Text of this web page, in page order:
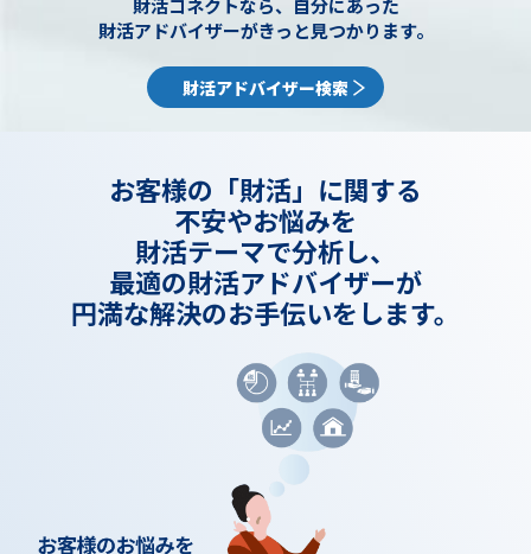
財活コネクトなら、自分にあった
財活アドバイザーがきっと見つかります。
財活アドバイザー検索
お客様の「財活」に関する
不安やお悩みを
財活テーマで分析し、
最適の財活アドバイザーが
円満な解決のお手伝いをします。